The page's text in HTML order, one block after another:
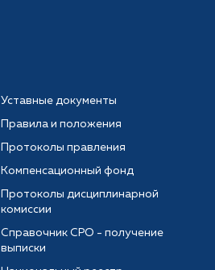
Уставные документы
Правила и положения
Протоколы правления
Компенсационный фонд
Протоколы дисциплинарной
комиссии
Справочник СРО - получение
выписки